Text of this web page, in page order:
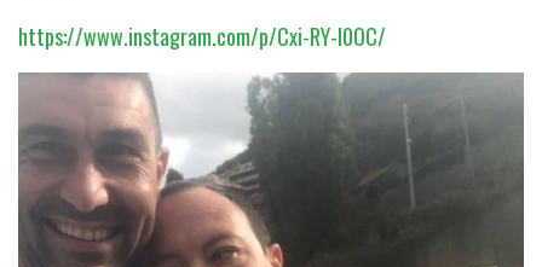
https://www.instagram.com/p/Cxi-RY-I0OC/